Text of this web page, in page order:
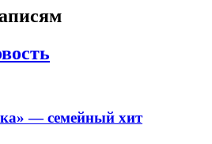
— семейный хит